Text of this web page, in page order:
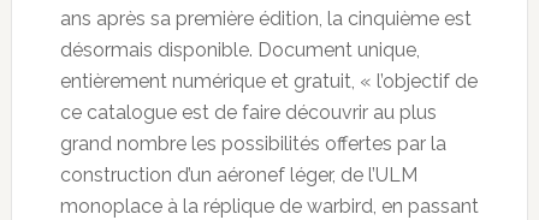
ans après sa première édition, la cinquième est
désormais disponible. Document unique,
entièrement numérique et gratuit, « l’objectif de
ce catalogue est de faire découvrir au plus
grand nombre les possibilités offertes par la
construction d’un aéronef léger, de l’ULM
monoplace à la réplique de warbird, en passant